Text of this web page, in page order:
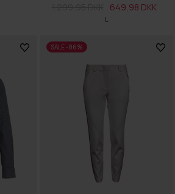
L
649,98 DKK
SALE -86%